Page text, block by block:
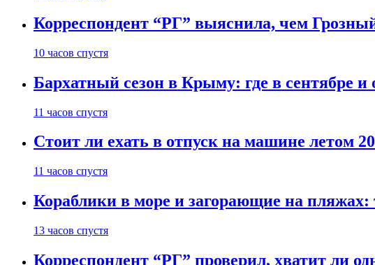
Корреспондент “РГ” выяснила, чем
10 часов спустя
Бархатный сезон в Крыму: где в сентябре и
11 часов спустя
Стоит ли ехать в отпуск на машине летом
11 часов спустя
Кораблики в море и загорающие на
13 часов спустя
Корреспондент “РГ” проверил, хватит ли